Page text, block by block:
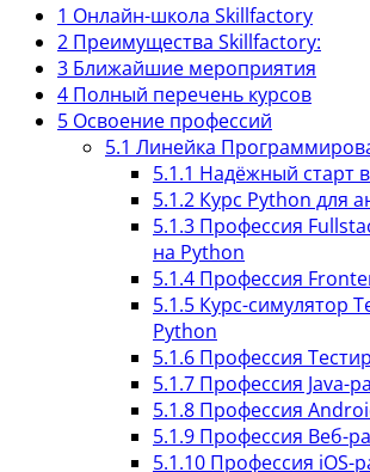
1 Онлайн-школа Skillfactory
2 Преимущества Skillfactory:
3 Ближайшие мероприятия
4 Полный перечень курсов
5 Освоение профессий
5.1 Линейка
5.1.1 Надёжный старт
5.1.2 Курс Python для
5.1.3 Профессия
на Python
5.1.4 Профессия
5.1.5 Курс-симулятор
Python
5.1.6 Профессия
5.1.7 Профессия Java-
5.1.8 Профессия
5.1.9 Профессия Веб-
5.1.10 Профессия iOS-